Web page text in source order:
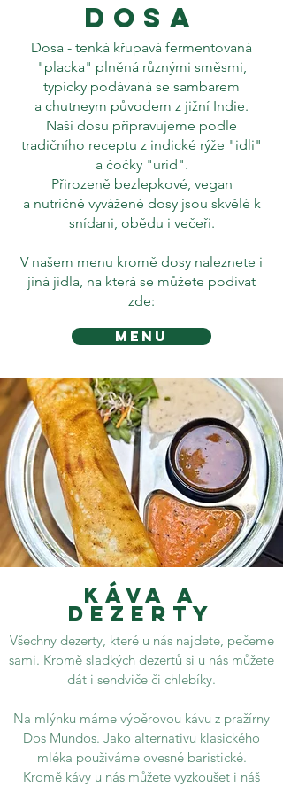
Dosa
Dosa - tenká křupavá fermentovaná
"placka" plněná různými směsmi,
typicky podávaná se sambarem
a chutneym původem z jižní Indie.
Naši dosu připravujeme podle
tradičního receptu z indické rýže "idli"
a čočky "urid".
Přirozeně bezlepkové, vegan
a nutričně vyvážené dosy jsou skvělé k
snídani, obědu i večeři.
V našem menu kromě dosy naleznete i
jiná jídla, na která se můžete podívat
zde:
MENU
Káva a
dezerty
Všechny dezerty, které u nás najdete, pečeme
sami. Kromě sladkých dezertů si u nás můžete
dát i sendviče či chlebíky.
Na mlýnku máme výběrovou kávu z pražírny
Dos Mundos. Jako alternativu klasického
mléka použiváme ovesné baristické.
Kromě kávy u nás můžete vyzkoušet i náš